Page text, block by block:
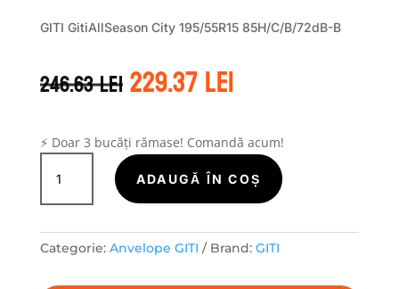
GITI GitiAllSeason City 195/55R15 85H/C/B/72dB-B
246.63leiPrețul
inițial
fost:
246.63 lei.
229.37leiPrețul
curent
229.37 lei.
⚡ Doar 3 bucăți rămase! Comandă acum!
Cantitate
GITIALLSEASON
195/55R15
ADAUGĂ ÎN COȘ
Categorie: Anvelope GITI Brand: GITI